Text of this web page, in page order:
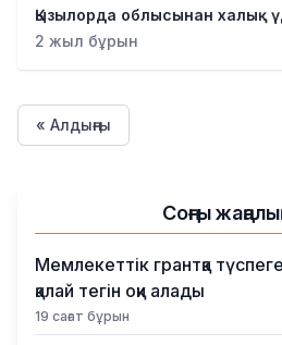
Қызылорда облысынан халық
2 жыл бұрын
« Алдыңғы
Соңғы
Мемлекеттік грантқа
қалай тегін оқи алады
19 сағат бұрын